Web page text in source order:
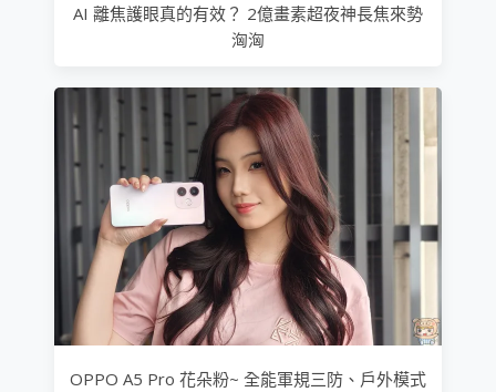
AI 離焦護眼真的有效？ 2億畫素超夜神長焦來勢
洶洶
OPPO A5 Pro 花朵粉~ 全能軍規三防、戶外模式